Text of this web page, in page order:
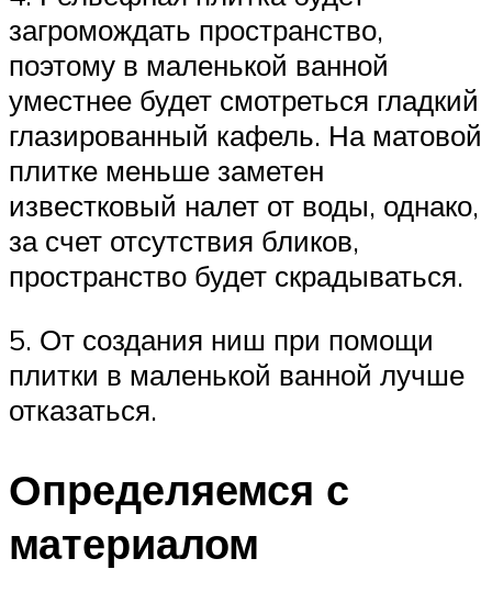
загромождать пространство,
поэтому в маленькой ванной
уместнее будет смотреться гладкий
глазированный кафель. На матовой
плитке меньше заметен
известковый налет от воды, однако,
за счет отсутствия бликов,
пространство будет скрадываться.
5. От создания ниш при помощи
плитки в маленькой ванной лучше
отказаться.
Определяемся с
материалом